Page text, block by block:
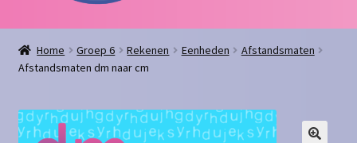
Home
Afrekenen
Algemene voorwaarden
Home Groep 6 Rekenen Eenheden
Afstandsmaten
Afstandsmaten dm naar cm